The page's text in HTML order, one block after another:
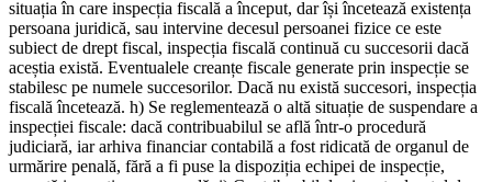
situația în care inspecția fiscală a început, dar își încetează existența
persoana juridică, sau intervine decesul persoanei fizice ce este
subiect de drept fiscal, inspecția fiscală continuă cu succesorii dacă
aceștia există. Eventualele creanțe fiscale generate prin inspecție se
stabilesc pe numele succesorilor. Dacă nu există succesori, inspecția
fiscală încetează. h) Se reglementează o altă situație de suspendare a
inspecției fiscale: dacă contribuabilul se află într-o procedură
judiciară, iar arhiva financiar contabilă a fost ridicată de organul de
urmărire penală, fără a fi puse la dispoziția echipei de inspecție,